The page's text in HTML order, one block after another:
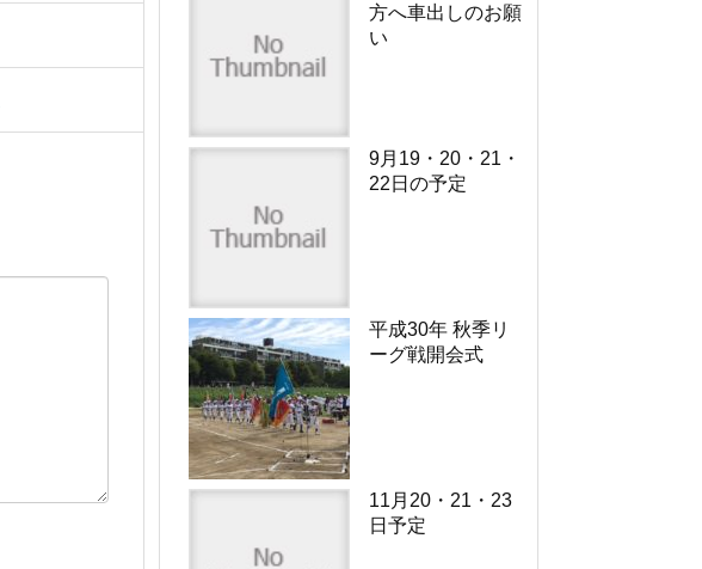
方へ車出しのお願
い
9月19・20・21・
22日の予定
平成30年 秋季リ
ーグ戦開会式
11月20・21・23
日予定